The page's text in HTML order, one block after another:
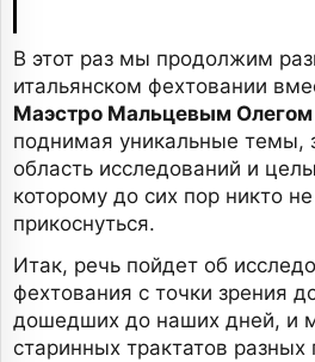
В этот раз мы продолжим
итальянском фехтовании
Маэстро Мальцевым Олегом
поднимая уникальные темы,
область исследований и
которому до сих пор никто
прикоснуться.
Итак, речь пойдет об
фехтования с точки зрения
дошедших до наших дней, и
старинных трактатов разных